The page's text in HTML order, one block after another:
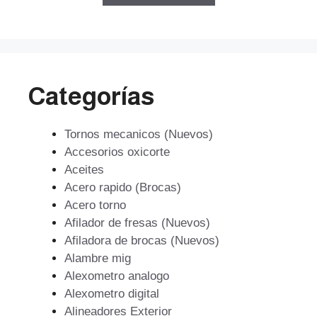
Categorías
Tornos mecanicos (Nuevos)
Accesorios oxicorte
Aceites
Acero rapido (Brocas)
Acero torno
Afilador de fresas (Nuevos)
Afiladora de brocas (Nuevos)
Alambre mig
Alexometro analogo
Alexometro digital
Alineadores Exterior